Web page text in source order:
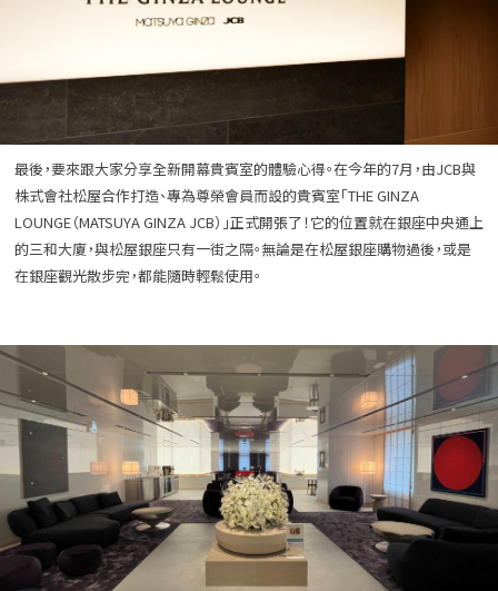
最後，要來跟大家分享全新開幕貴賓室的體驗心得。在今年的7月，由JCB與
株式會社松屋合作打造、專為尊榮會員而設的貴賓室「THE GINZA
LOUNGE（MATSUYA GINZA JCB）」正式開張了！它的位置就在銀座中央通上
的三和大廈，與松屋銀座只有一街之隔。無論是在松屋銀座購物過後，或是
在銀座觀光散步完，都能隨時輕鬆使用。